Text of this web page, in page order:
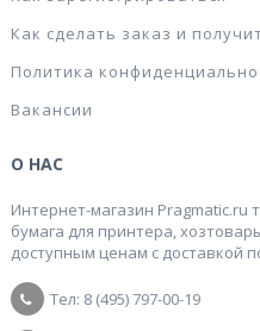
Как сделать заказ и
Политика
Вакансии
О НАС
Интернет-магазин Pragmatic.ru
бумага для принтера,
доступным ценам с доставкой
Тел: 8 (495) 797-00-19